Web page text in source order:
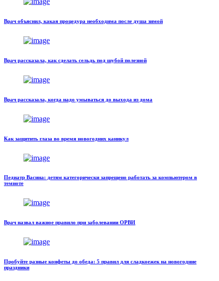
Врач объяснил, какая процедура необходима после душа зимой
Врач рассказала, как сделать сельдь под шубой полезной
Врач рассказала, когда надо умываться до выхода из дома
Как защитить глаза во время новогодних каникул
Педиатр Васина: детям категорически запрещено работать за компьютером в
темноте
Врач назвал важное правило при заболевании ОРВИ
Пробуйте разные конфеты до обеда: 5 правил для сладкоежек на новогодние
праздники